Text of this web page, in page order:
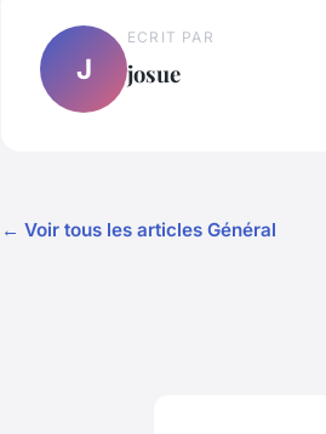
J
ECRIT PAR
josue
← Voir tous les articles Général